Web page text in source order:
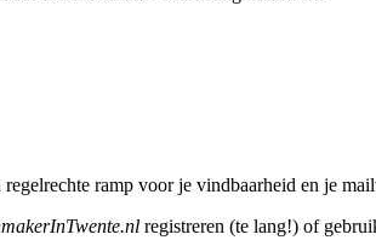
regelrechte ramp voor je vindbaarheid en je
registreren (te lang!) of